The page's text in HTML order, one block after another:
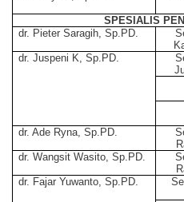
SPESIALIS
dr. Pieter Saragih, Sp.PD.
dr. Juspeni K, Sp.PD.
dr. Ade Ryna, Sp.PD.
dr. Wangsit Wasito, Sp.PD.
dr. Fajar Yuwanto, Sp.PD.